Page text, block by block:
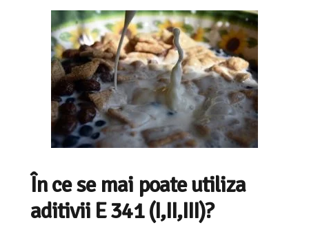
În ce se mai poate utiliza
aditivii E 341 (I,II,III)?